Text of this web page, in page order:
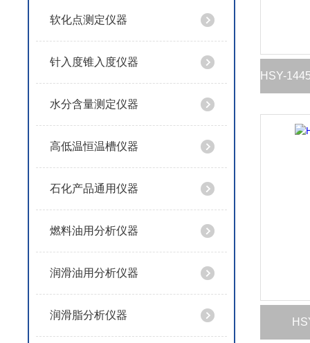
软化点测定仪器
针入度锥入度仪器
水分含量测定仪器
高低温恒温槽仪器
石化产品通用仪器
燃料油用分析仪器
润滑油用分析仪器
润滑脂分析仪器